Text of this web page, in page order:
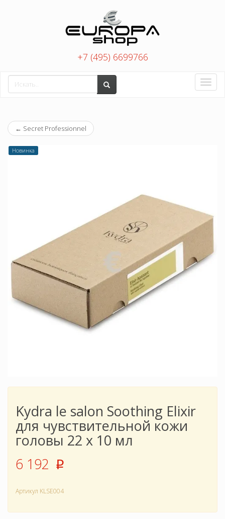
+7 (495) 6699766
Toggle
← Secret Professionnel
Новинка
Kydra le salon Soothing Elixir
для чувствительной кожи
головы 22 х 10 мл
6 192 p
Артикул KLSE004